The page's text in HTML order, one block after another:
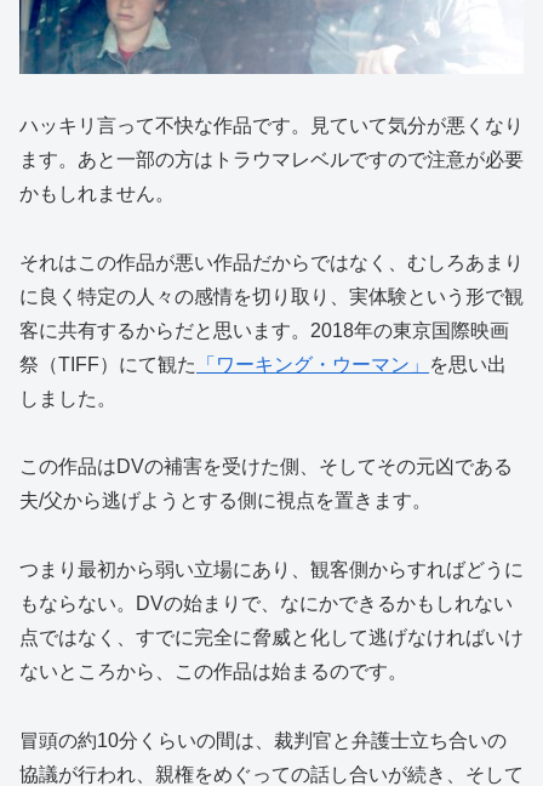
ハッキリ言って不快な作品です。見ていて気分が悪くなり
ます。あと一部の方はトラウマレベルですので注意が必要
かもしれません。
それはこの作品が悪い作品だからではなく、むしろあまり
に良く特定の人々の感情を切り取り、実体験という形で観
客に共有するからだと思います。2018年の東京国際映画
祭（TIFF）にて観た
「ワーキング・ウーマン」
を思い出
しました。
この作品はDVの補害を受けた側、そしてその元凶である
夫/父から逃げようとする側に視点を置きます。
つまり最初から弱い立場にあり、観客側からすればどうに
もならない。DVの始まりで、なにかできるかもしれない
点ではなく、すでに完全に脅威と化して逃げなければいけ
ないところから、この作品は始まるのです。
冒頭の約10分くらいの間は、裁判官と弁護士立ち合いの
協議が行われ、親権をめぐっての話し合いが続き、そして